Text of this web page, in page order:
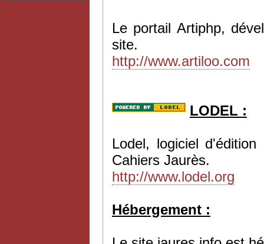
Le portail Artiphp,
site.
http://www.artiloo.com
LODEL :
Lodel, logiciel
Cahiers Jaurès.
http://www.lodel.org
Hébergement :